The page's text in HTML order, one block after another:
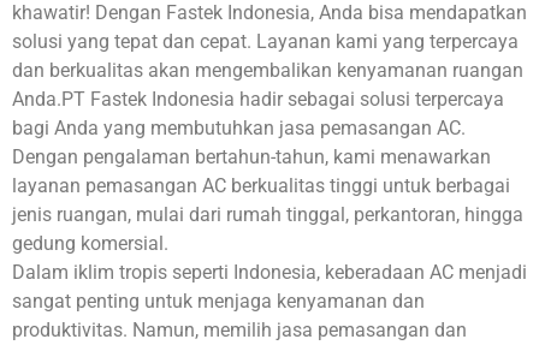
khawatir! Dengan Fastek Indonesia, Anda bisa mendapatkan
solusi yang tepat dan cepat. Layanan kami yang terpercaya
dan berkualitas akan mengembalikan kenyamanan ruangan
Anda.PT Fastek Indonesia hadir sebagai solusi terpercaya
bagi Anda yang membutuhkan jasa pemasangan AC.
Dengan pengalaman bertahun-tahun, kami menawarkan
layanan pemasangan AC berkualitas tinggi untuk berbagai
jenis ruangan, mulai dari rumah tinggal, perkantoran, hingga
gedung komersial.
Dalam iklim tropis seperti Indonesia, keberadaan AC menjadi
sangat penting untuk menjaga kenyamanan dan
produktivitas. Namun, memilih jasa pemasangan dan